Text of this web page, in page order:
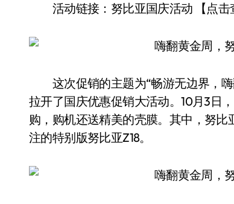
活动链接：努比亚国庆活动 【点击
这次促销的主题为“畅游无边界，嗨
拉开了国庆优惠促销大活动。10月3日
购，购机还送精美的壳膜。其中，努
注的特别版努比亚Z18。